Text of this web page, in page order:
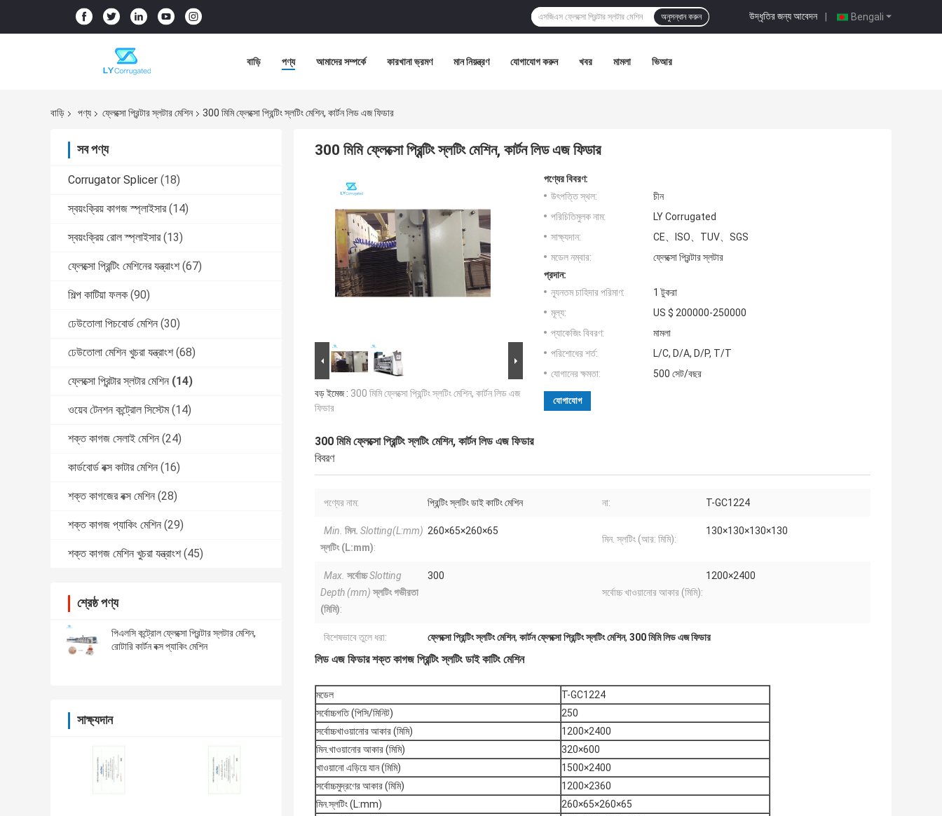
Bengali
উদ্ধৃতির জন্য আবেদন |
অনুসন্ধান করুন
বাড়ি পণ্য আমাদের সম্পর্কে কারখানা ভ্রমণ মান নিয়ন্ত্রণ যোগাযোগ করুন খবর মামলা ভিআর
বাড়ি পণ্য ফ্লেক্সো প্রিন্টার স্লটার মেশিন 300 মিমি ফ্লেক্সো প্রিন্টিং স্লটিং মেশিন, কার্টন লিড এজ ফিডার
সব পণ্য
Corrugator Splicer (18)
স্বয়ংক্রিয় কাগজ স্প্লাইসার (14)
স্বয়ংক্রিয় রোল স্প্লাইসার (13)
ফ্লেক্সো প্রিন্টিং মেশিনের যন্ত্রাংশ (67)
শিল্প কাটিয়া ফলক (90)
ঢেউতোলা পিচবোর্ড মেশিন (30)
ঢেউতোলা মেশিন খুচরা যন্ত্রাংশ (68)
ফ্লেক্সো প্রিন্টার স্লটার মেশিন (14)
ওয়েব টেনশন কন্ট্রোল সিস্টেম (14)
শক্ত কাগজ সেলাই মেশিন (24)
কার্ডবোর্ড বক্স কাটার মেশিন (16)
শক্ত কাগজের বক্স মেশিন (28)
শক্ত কাগজ প্যাকিং মেশিন (29)
শক্ত কাগজ মেশিন খুচরা যন্ত্রাংশ (45)
শ্রেষ্ঠ পণ্য
পিএলসি কন্ট্রোল ফ্লেক্সো প্রিন্টার স্লটার মেশিন,
রোটারি কার্টন বক্স প্যাকিং মেশিন
সাক্ষ্যদান
300 মিমি ফ্লেক্সো প্রিন্টিং স্লটিং মেশিন, কার্টন লিড এজ ফিডার
বড় ইমেজ : 300 মিমি ফ্লেক্সো প্রিন্টিং স্লটিং মেশিন, কার্টন লিড এজ
ফিডার
পণ্যের বিবরণ:
উৎপত্তি স্থল:
চীন
পরিচিতিমুলক নাম:
LY Corrugated
সাক্ষ্যদান:
CE、ISO、TUV、SGS
মডেল নম্বার:
ফ্লেক্সো প্রিন্টার স্লটার
প্রদান:
ন্যূনতম চাহিদার পরিমাণ:
1 টুকরা
মূল্য:
US $ 200000-250000
প্যাকেজিং বিবরণ:
মামলা
পরিশোধের শর্ত:
L/C, D/A, D/P, T/T
যোগানের ক্ষমতা:
500 সেট/বছর
যোগাযোগ
300 মিমি ফ্লেক্সো প্রিন্টিং স্লটিং মেশিন, কার্টন লিড এজ ফিডার
বিবরণ
পণ্যের নাম: প্রিন্টিং স্লটিং ডাই কাটিং মেশিন না: T-GC1224
Min. মিন. Slotting(L:mm)
স্লটিং (L:mm):
260×65×260×65
মিন. স্লটিং (আর: মিমি):
130×130×130×130
Max. সর্বোচ্চSlotting
Depth (mm) স্লটিং গভীরতা
(মিমি):
300
সর্বোচ্চ খাওয়ানোর আকার (মিমি):
1200×2400
বিশেষভাবে তুলে ধরা: ফ্লেক্সো প্রিন্টিং স্লটিং মেশিন, কার্টন ফ্লেক্সো প্রিন্টিং স্লটিং মেশিন, 300 মিমি লিড এজ ফিডার
লিড এজ ফিডার শক্ত কাগজ প্রিন্টিং স্লটিং ডাই কাটিং মেশিন
মডেল
T-GC1224
সর্বোচ্চগতি (পিসি/মিনিট)
250
সর্বোচ্চখাওয়ানোর আকার (মিমি)
1200×2400
মিন.খাওয়ানোর আকার (মিমি)
320×600
খাওয়ানো এড়িয়ে যান (মিমি)
1500×2400
সর্বোচ্চমুদ্রণের আকার (মিমি)
1200×2360
মিন.স্লটিং (L:mm)
260×65×260×65